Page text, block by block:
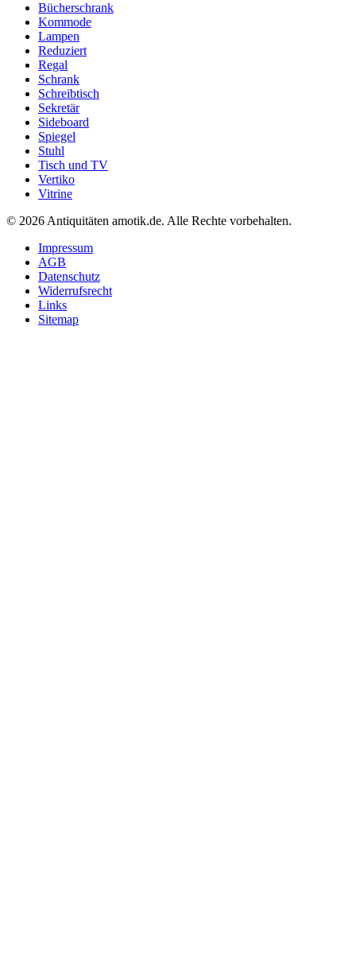
Bücherschrank
Kommode
Lampen
Reduziert
Regal
Schrank
Schreibtisch
Sekretär
Sideboard
Spiegel
Stuhl
Tisch und TV
Vertiko
Vitrine
© 2026 Antiquitäten amotik.de. Alle Rechte vorbehalten.
Impressum
AGB
Datenschutz
Widerrufsrecht
Links
Sitemap